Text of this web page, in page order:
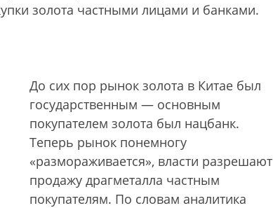
золота частными лицами и банками.
До сих пор рынок золота в Китае был
государственным — основным
покупателем золота был нацбанк.
Теперь рынок понемногу
«размораживается», власти разрешают
продажу драгметалла частным
покупателям. По словам аналитика